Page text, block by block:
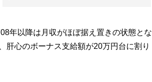
年以降は月収がほぼ据え置きの状態とな
肝心のボーナス支給額が20万円台に割り